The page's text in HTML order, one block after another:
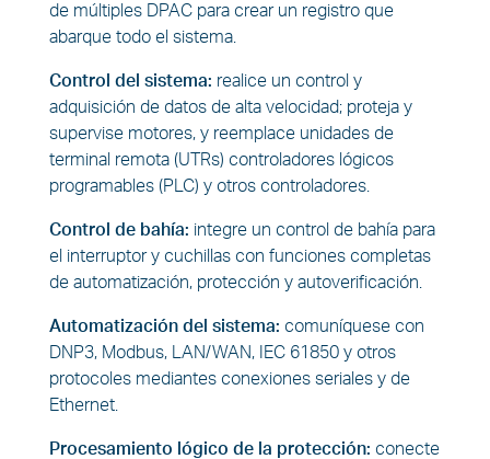
de múltiples DPAC para crear un registro que
abarque todo el sistema.
Control del sistema: realice un control y
adquisición de datos de alta velocidad; proteja y
supervise motores, y reemplace unidades de
terminal remota (UTRs) controladores lógicos
programables (PLC) y otros controladores.
Control de bahía: integre un control de bahía para
el interruptor y cuchillas con funciones completas
de automatización, protección y autoverificación.
Automatización del sistema: comuníquese con
DNP3, Modbus, LAN/WAN, IEC 61850 y otros
protocoles mediantes conexiones seriales y de
Ethernet.
Procesamiento lógico de la protección: conecte